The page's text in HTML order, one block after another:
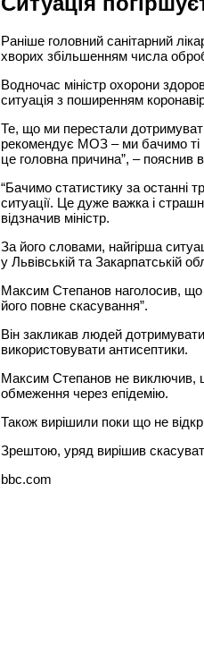
Раніше головний санітарний
хворих збільшенням числа
Водночас міністр охорони
ситуація з поширенням
Те, що ми перестали
рекомендує МОЗ – ми бачимо ті
це головна причина”, – пояснив
“Бачимо статистику за останні
ситуації. Це дуже важка і
відзначив міністр.
За його словами, найгірша
у Львівській та Закарпатській
Максим Степанов наголосив, що
його повне скасування”.
Він закликав людей
використовувати антисептики.
Максим Степанов не виключив,
обмеження через епідемію.
Також вирішили поки що не
Зрештою, уряд вирішив
bbc.com